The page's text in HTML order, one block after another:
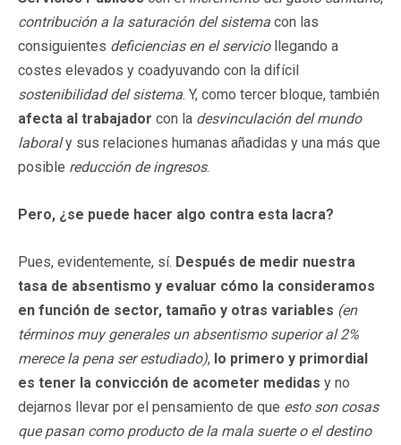
contribución a la saturación del sistema con las
consiguientes deficiencias en el serviciollegando a
costes elevados y coadyuvando con la difícil
sostenibilidad del sistema. Y, como tercer bloque, también
afecta al trabajador con la desvinculación del mundo
laboraly sus relaciones humanas añadidas y una más que
posible reducción de ingresos.
Pero, ¿se puede hacer algo contra esta lacra?
Pues, evidentemente, sí. Después de medir nuestra
tasa de absentismo y evaluar cómo la consideramos
en función de sector, tamaño y otras variables (en
términos muy generales un absentismo superior al 2%
merece la pena ser estudiado), lo primero y primordial
es tener la convicción de acometer medidas y no
dejarnos llevar por el pensamiento de que esto son cosas
que pasan como producto de la mala suerte o el destino